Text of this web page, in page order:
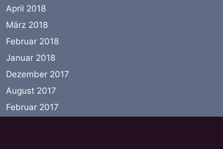
April 2018
März 2018
Februar 2018
Januar 2018
Dezember 2017
August 2017
Februar 2017